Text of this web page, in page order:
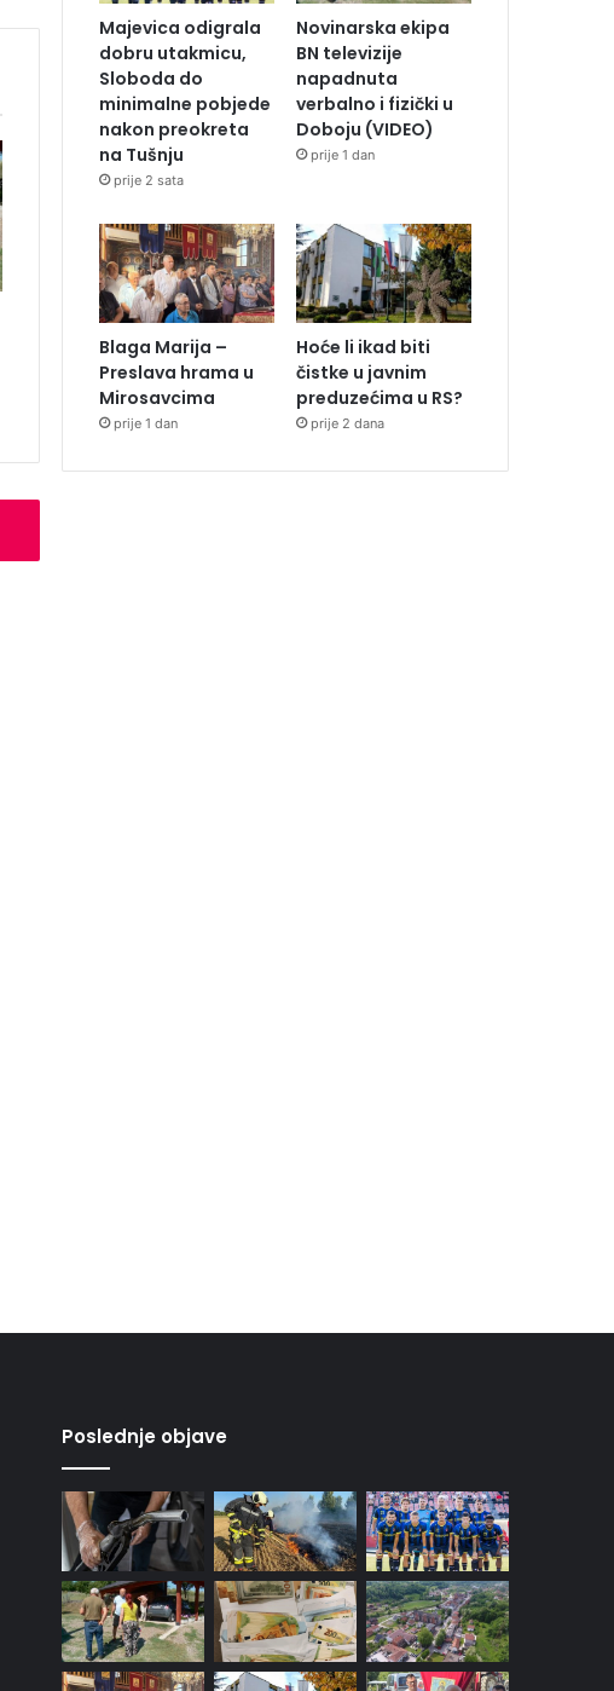
Majevica odigrala
dobru utakmicu,
Sloboda do
minimalne pobjede
nakon preokreta
na Tušnju
prije 2 sata
Novinarska ekipa
BN televizije
napadnuta
verbalno i fizički u
Doboju (VIDEO)
prije 1 dan
Blaga Marija –
Preslava hrama u
Mirosavcima
prije 1 dan
Hoće li ikad biti
čistke u javnim
preduzećima u RS?
prije 2 dana
Poslednje objave